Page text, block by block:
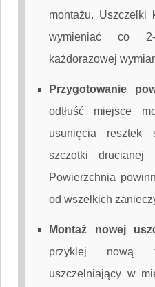
montażu. Uszczelki
wymieniać co
każdorazowej
Przygotowanie
odtłuść miejsce
usunięcia resztek
szczotki drucianej
Powierzchnia
od wszelkich
Montaż nowej
przyklej nową
uszczelniający w